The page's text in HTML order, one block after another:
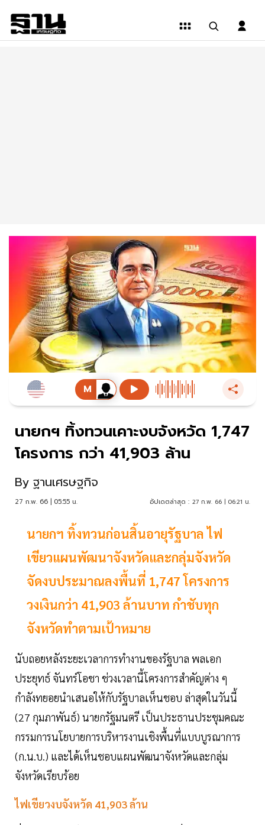
นายกฯ ทิ้งทวนเคาะงบจังหวัด 1,747
โครงการ กว่า 41,903 ล้าน
By ฐานเศรษฐกิจ
27 ก.พ. 66 | 05:55 น. อัปเดตล่าสุด : 27 ก.พ. 66 | 06:21 น.
นายกฯ ทิ้งทวนก่อนสิ้นอายุรัฐบาล ไฟ
เขียวแผนพัฒนาจังหวัดและกลุ่มจังหวัด
จัดงบประมาณลงพื้นที่ 1,747 โครงการ
วงเงินกว่า 41,903 ล้านบาท กำชับทุก
จังหวัดทำตามเป้าหมาย
นับถอยหลังระยะเวลาการทำงานของรัฐบาล พลเอก
ประยุทธ์ จันทร์โอชา ช่วงเวลานี้โครงการสำคัญต่าง ๆ
กำลังทยอยนำเสนอให้กับรัฐบาลเห็นชอบ ล่าสุดในวันนี้
(27 กุมภาพันธ์) นายกรัฐมนตรี เป็นประธานประชุมคณะ
กรรมการนโยบายการบริหารงานเชิงพื้นที่แบบบูรณาการ
(ก.น.บ.) และได้เห็นชอบแผนพัฒนาจังหวัดและกลุ่ม
จังหวัดเรียบร้อย
ไฟเขียวงบจังหวัด 41,903 ล้าน